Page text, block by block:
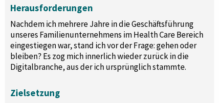
Herausforderungen
Nachdem ich mehrere Jahre in die Geschäftsführung
unseres Familienunternehmens im Health Care Bereich
eingestiegen war, stand ich vor der Frage: gehen oder
bleiben? Es zog mich innerlich wieder zurück in die
Digitalbranche, aus der ich ursprünglich stammte.
Zielsetzung